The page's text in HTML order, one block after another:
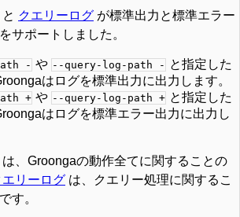
と クエリーログ が標準出力と標準エラー
サポートしました。
- や --query-log-path - と指定した
はログを標準出力に出力します。
+ や --query-log-path + と指定した
はログを標準エラー出力に出力し
は、Groongaの動作全てに関することの
エリーログ は、クエリー処理に関するこ
す。